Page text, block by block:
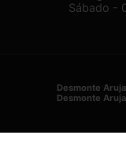
Sábado -
Desmonte Aruja
Desmonte Aruja